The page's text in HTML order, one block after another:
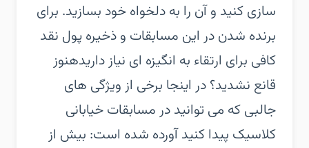
سازی کنید و آن را به دلخواه خود بسازید. برای
برنده شدن در این مسابقات و ذخیره پول نقد
کافی برای ارتقاء به انگیزه ای نیاز دارید‏هنوز
قانع نشدید؟ در اینجا برخی از ویژگی های
جالبی که می توانید در مسابقات خیابانی
کلاسیک پیدا کنید آورده شده است:‏ بیش از